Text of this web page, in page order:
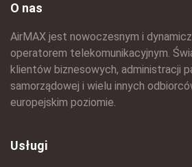
O nas
AirMAX jest nowoczesnym i
operatorem telekomunikacyjnym.
klientów biznesowych, administracji
samorządowej i wielu innych
europejskim poziomie.
Usługi